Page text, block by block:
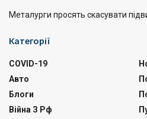
Металурги просять скасувати
Категорії
COVID-19
Авто
Блоги
Війна З Рф